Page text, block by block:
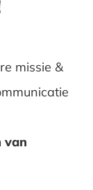
missie &
van